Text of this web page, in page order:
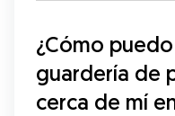
¿Cómo
guardería de
cerca de mí